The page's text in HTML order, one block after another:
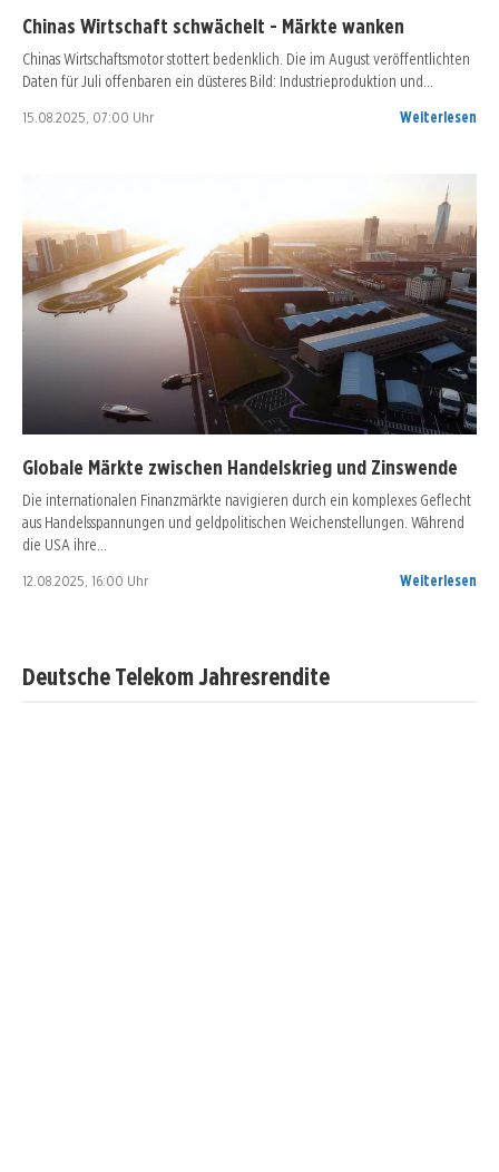
Chinas Wirtschaft schwächelt - Märkte wanken
Chinas Wirtschaftsmotor stottert bedenklich. Die im August veröffentlichten
Daten für Juli offenbaren ein düsteres Bild: Industrieproduktion und…
15.08.2025, 07:00 Uhr Weiterlesen
Globale Märkte zwischen Handelskrieg und Zinswende
Die internationalen Finanzmärkte navigieren durch ein komplexes Geflecht
aus Handelsspannungen und geldpolitischen Weichenstellungen. Während
die USA ihre…
12.08.2025, 16:00 Uhr Weiterlesen
Deutsche Telekom Jahresrendite